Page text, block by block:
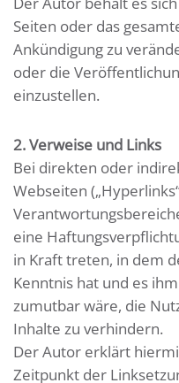
Seiten oder das
Ankündigung zu
oder die
einzustellen.
2. Verweise und Links
Bei direkten oder
Webseiten
eine
in Kraft treten, in dem
Kenntnis hat und es
zumutbar wäre, die
Inhalte zu verhindern.
Der Autor erklärt
Zeitpunkt der